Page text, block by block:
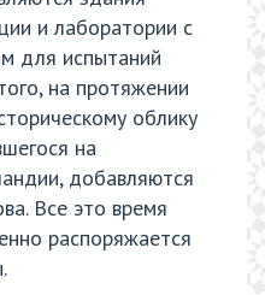
и лаборатории с
для испытаний
на протяжении
облику
на
добавляются
Все это время
распоряжается